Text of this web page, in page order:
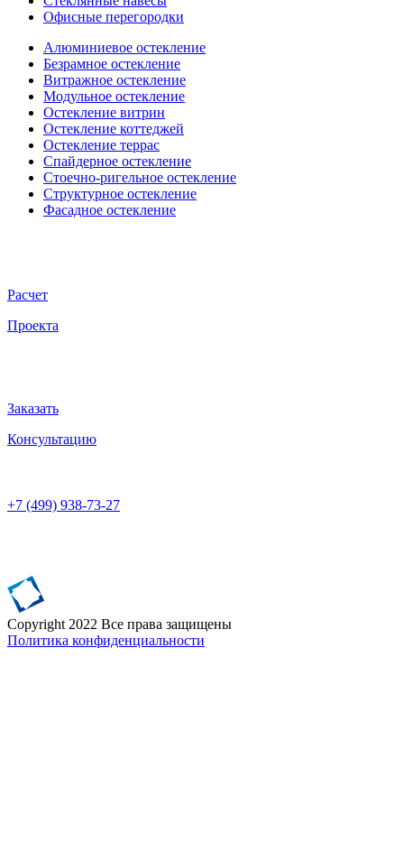
Офисные перегородки
Алюминиевое остекление
Безрамное остекление
Витражное остекление
Модульное остекление
Остекление витрин
Остекление коттеджей
Остекление террас
Спайдерное остекление
Стоечно-ригельное остекление
Структурное остекление
Фасадное остекление
Расчет
Проекта
Заказать
Консультацию
+7 (499) 938-73-27
Сopyright 2022 Все права защищены
Политика конфиденциальности